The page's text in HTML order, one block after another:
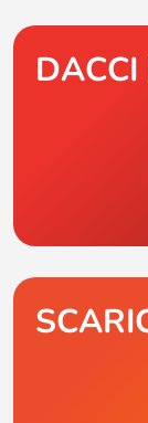
DACCI